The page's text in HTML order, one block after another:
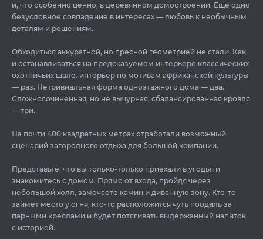
и, что особенно ценно, в деревянном домостроении. Еще одно
безусловное совпадение в интересах — любовь к необычным
деталям и решениям.
Обходиться аккуратной, но пресной геометрией не стали. Как
и останавливаться на предсказуемом интерьере классических
охотничьих шале. интерьер по мотивам африканской культуры
— раз. Нетривиальная форма одноэтажного дома — два.
Сложносочиненная, но не вычурная, сбалансированная кровля
— три.
На почти 400 квадратных метрах отработали возможный
сценарий загородного отдыха для большой компании.
Представьте, что вы только-только приехали в угодья и
знакомитесь с домом. Прямо от входа, пройдя через
небольшой холл, замечаете камин и диванную зону. Кто-то
займет место у огня, кто-то расположится чуть поодаль за
парными креслами и будет потягивать выдержанный напиток
с историей.